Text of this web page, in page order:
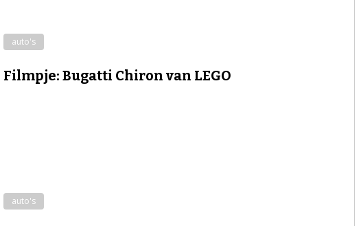
auto's
Filmpje: Bugatti Chiron van LEGO
auto's